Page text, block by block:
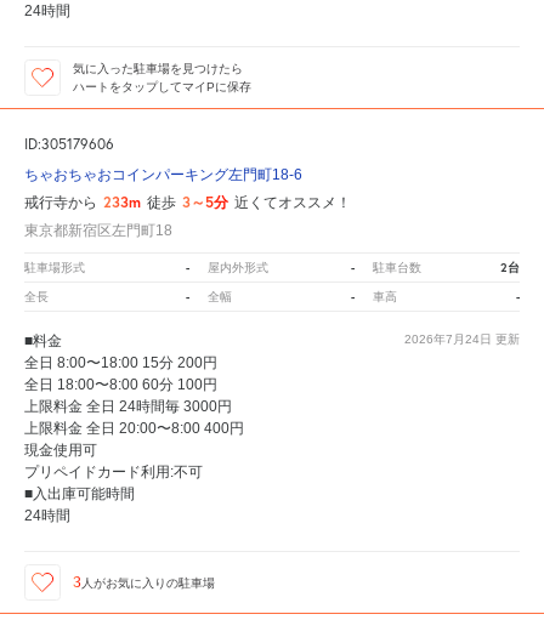
24時間
気に入った駐車場を見つけたら
ハートをタップしてマイPに保存
ID:305179606
ちゃおちゃおコインパーキング左門町18-6
戒行寺から 233m 徒歩 3～5分 近くてオススメ！
東京都新宿区左門町18
駐車場形式 - 屋内外形式 - 駐車台数 2台
全長 - 全幅 - 車高 -
2026年7月24日 更新
■料金
全日 8:00〜18:00 15分 200円
全日 18:00〜8:00 60分 100円
上限料金 全日 24時間毎 3000円
上限料金 全日 20:00〜8:00 400円
現金使用可
プリペイドカード利用:不可
■入出庫可能時間
24時間
3 人がお気に入りの駐車場